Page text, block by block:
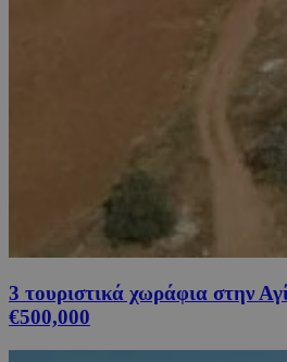
3 τουριστικά χωράφια στην
€500,000